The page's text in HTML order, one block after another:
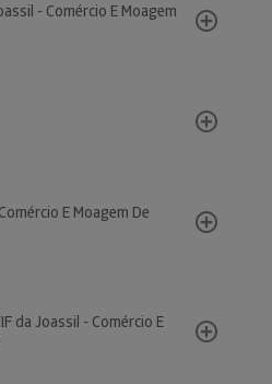
- Comércio E Moagem
E Moagem De
da Joassil - Comércio E